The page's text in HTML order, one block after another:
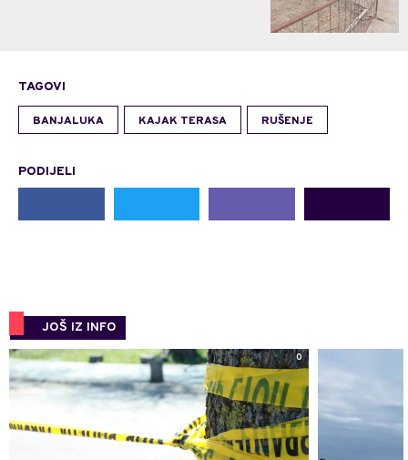
TAGOVI
BANJALUKA KAJAK TERASA RUŠENJE
PODIJELI
JOŠ IZ INFO
0